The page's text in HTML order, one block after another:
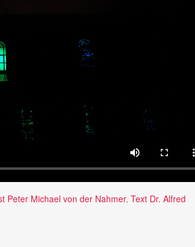
Peter Michael von der Nahmer, Text Dr. Alfred